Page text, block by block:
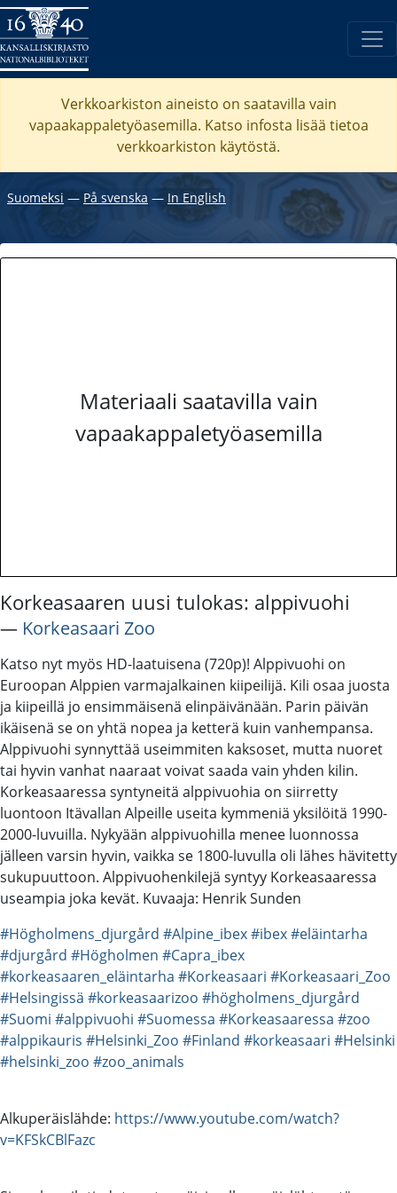
Verkkoarkiston aineisto on saatavilla vain
vapaakappaletyöasemilla. Katso infosta lisää tietoa
verkkoarkiston käytöstä.
Suomeksi ― På svenska ― In English
Materiaali saatavilla vain
vapaakappaletyöasemilla
Korkeasaaren uusi tulokas: alppivuohi
― Korkeasaari Zoo
Katso nyt myös HD-laatuisena (720p)! Alppivuohi on
Euroopan Alppien varmajalkainen kiipeilijä. Kili osaa juosta
ja kiipeillä jo ensimmäisenä elinpäivänään. Parin päivän
ikäisenä se on yhtä nopea ja ketterä kuin vanhempansa.
Alppivuohi synnyttää useimmiten kaksoset, mutta nuoret
tai hyvin vanhat naaraat voivat saada vain yhden kilin.
Korkeasaaressa syntyneitä alppivuohia on siirretty
luontoon Itävallan Alpeille useita kymmeniä yksilöitä 1990-
2000-luvuilla. Nykyään alppivuohilla menee luonnossa
jälleen varsin hyvin, vaikka se 1800-luvulla oli lähes hävitetty
sukupuuttoon. Alppivuohenkilejä syntyy Korkeasaaressa
useampia joka kevät. Kuvaaja: Henrik Sunden
#Högholmens_djurgård #Alpine_ibex#ibex#eläintarha
#djurgård #Högholmen #Capra_ibex
#korkeasaaren_eläintarha #Korkeasaari #Korkeasaari_Zoo
#Helsingissä #korkeasaarizoo #högholmens_djurgård
#Suomi #alppivuohi #Suomessa #Korkeasaaressa #zoo
#alppikauris #Helsinki_Zoo #Finland #korkeasaari #Helsinki
#helsinki_zoo #zoo_animals
Alkuperäislähde: https://www.youtube.com/watch?
v=KFSkCBlFazc